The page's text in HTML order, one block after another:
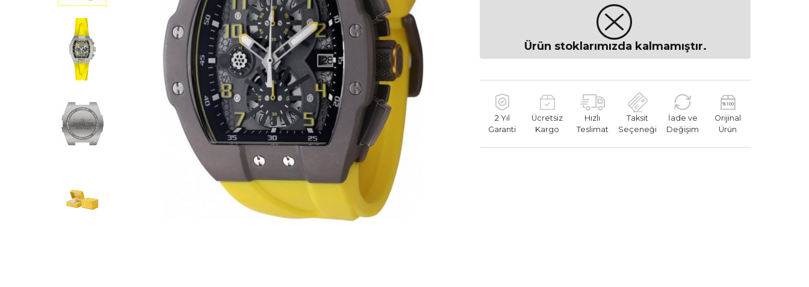
Ürün stoklarımızda kalmamıştır.
2 Yıl
Garanti
Ücretsiz
Kargo
Hızlı
Teslimat
Taksit
Seçeneği
İade ve
Değişim
Orijinal
Ürün